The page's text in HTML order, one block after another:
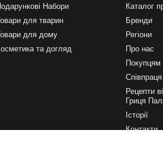
Набори
для тварин
для дому
та догляд
Каталог
Бренди
Регіони
Про нас
Покупцям
Співпраця
Рецепти
Гриця
Історії
Контакти